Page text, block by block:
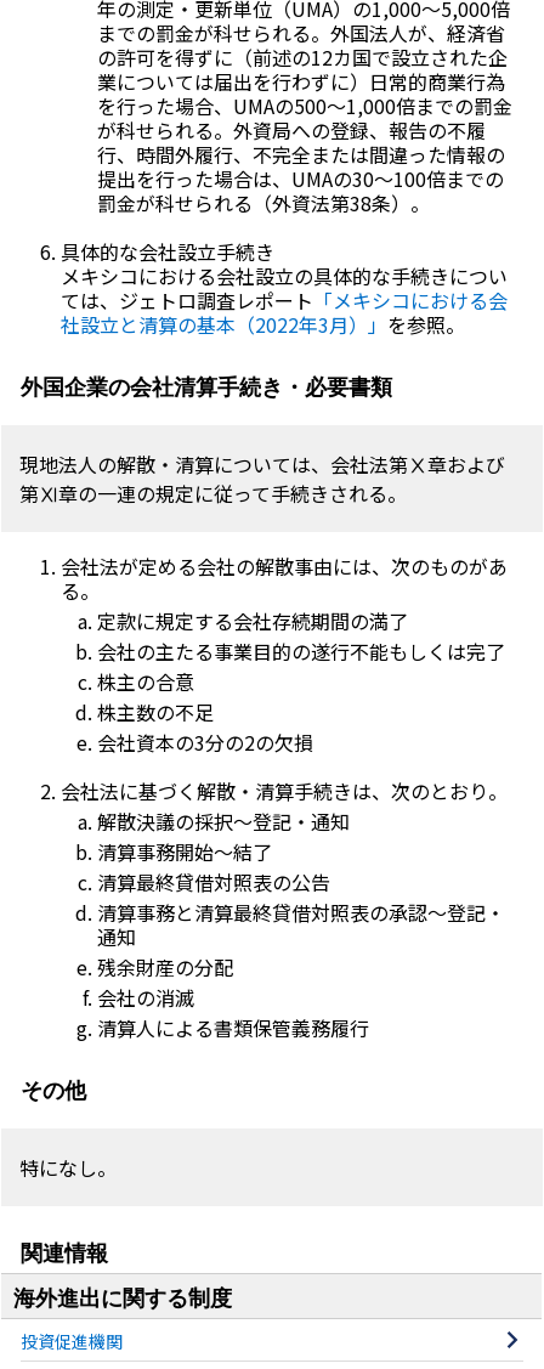
年の測定・更新単位（UMA）の1,000～5,000倍
までの罰金が科せられる。外国法人が、経済省
の許可を得ずに（前述の12カ国で設立された企
業については届出を行わずに）日常的商業行為
を行った場合、UMAの500～1,000倍までの罰金
が科せられる。外資局への登録、報告の不履
行、時間外履行、不完全または間違った情報の
提出を行った場合は、UMAの30～100倍までの
罰金が科せられる（外資法第38条）。
具体的な会社設立手続き
メキシコにおける会社設立の具体的な手続きについ
ては、ジェトロ調査レポート 「メキシコにおける会
社設立と清算の基本（2022年3月）」 を参照。
外国企業の会社清算手続き・必要書類
現地法人の解散・清算については、会社法第Ⅹ章および
第Ⅺ章の一連の規定に従って手続きされる。
会社法が定める会社の解散事由には、次のものがあ
る。
定款に規定する会社存続期間の満了
会社の主たる事業目的の遂行不能もしくは完了
株主の合意
株主数の不足
会社資本の3分の2の欠損
会社法に基づく解散・清算手続きは、次のとおり。
解散決議の採択～登記・通知
清算事務開始～結了
清算最終貸借対照表の公告
清算事務と清算最終貸借対照表の承認～登記・
通知
残余財産の分配
会社の消滅
清算人による書類保管義務履行
その他
特になし。
関連情報
海外進出に関する制度
投資促進機関